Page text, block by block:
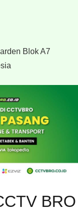
Blok A7
BRO